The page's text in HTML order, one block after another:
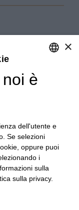
di Olio
da:etinet.it
×
è
dell'utente e
Se selezioni
oppure puoi
i
sulla
sulla privacy.